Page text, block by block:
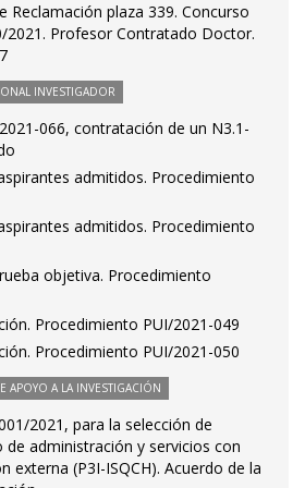
Reclamación plaza 339. Concurso
2021. Profesor Contratado Doctor.
INVESTIGADOR
066, contratación de un N3.1-
admitidos. Procedimiento
admitidos. Procedimiento
objetiva. Procedimiento
Procedimiento PUI/2021-049
Procedimiento PUI/2021-050
APOYO A LA INVESTIGACIÓN
2021, para la selección de
de administración y servicios con
externa (P3I-ISQCH). Acuerdo de la